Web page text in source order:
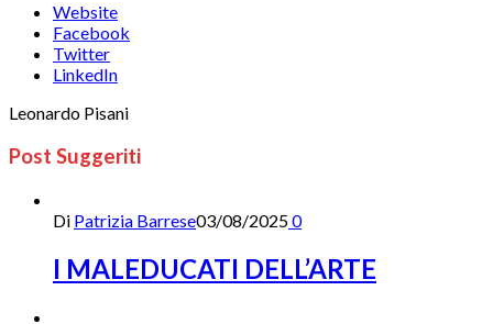
Website
Facebook
Twitter
LinkedIn
Leonardo Pisani
Post Suggeriti
Di Patrizia Barrese03/08/20250
I MALEDUCATI DELL’ARTE